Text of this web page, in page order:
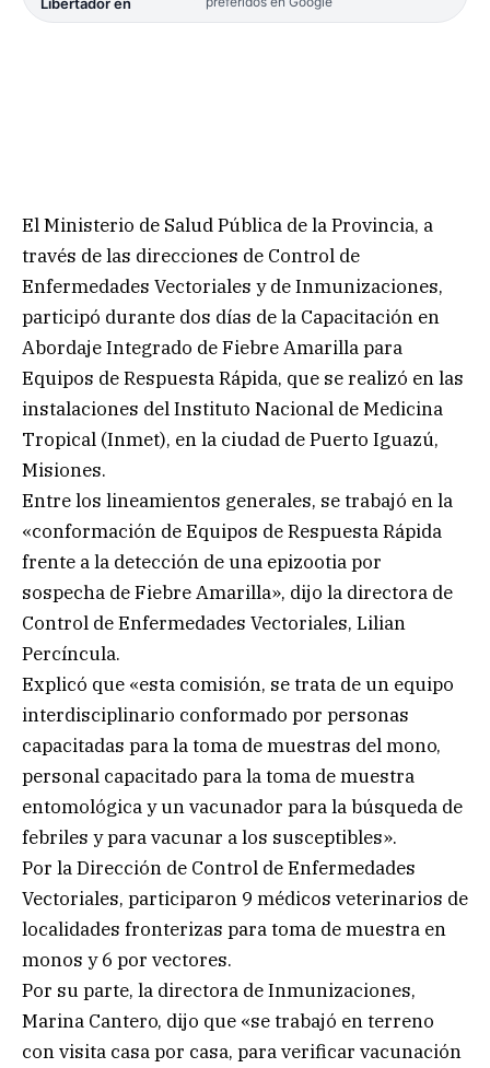
El Ministerio de Salud Pública de la Provincia, a
través de las direcciones de Control de
Enfermedades Vectoriales y de Inmunizaciones,
participó durante dos días de la Capacitación en
Abordaje Integrado de Fiebre Amarilla para
Equipos de Respuesta Rápida, que se realizó en las
instalaciones del Instituto Nacional de Medicina
Tropical (Inmet), en la ciudad de Puerto Iguazú,
Misiones.
Entre los lineamientos generales, se trabajó en la
«conformación de Equipos de Respuesta Rápida
frente a la detección de una epizootia por
sospecha de Fiebre Amarilla», dijo la directora de
Control de Enfermedades Vectoriales, Lilian
Percíncula.
Explicó que «esta comisión, se trata de un equipo
interdisciplinario conformado por personas
capacitadas para la toma de muestras del mono,
personal capacitado para la toma de muestra
entomológica y un vacunador para la búsqueda de
febriles y para vacunar a los susceptibles».
Por la Dirección de Control de Enfermedades
Vectoriales, participaron 9 médicos veterinarios de
localidades fronterizas para toma de muestra en
monos y 6 por vectores.
Por su parte, la directora de Inmunizaciones,
Marina Cantero, dijo que «se trabajó en terreno
con visita casa por casa, para verificar vacunación